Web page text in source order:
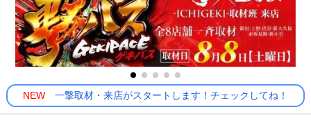
NEW 一撃取材・来店がスタートします！チェックしてね！